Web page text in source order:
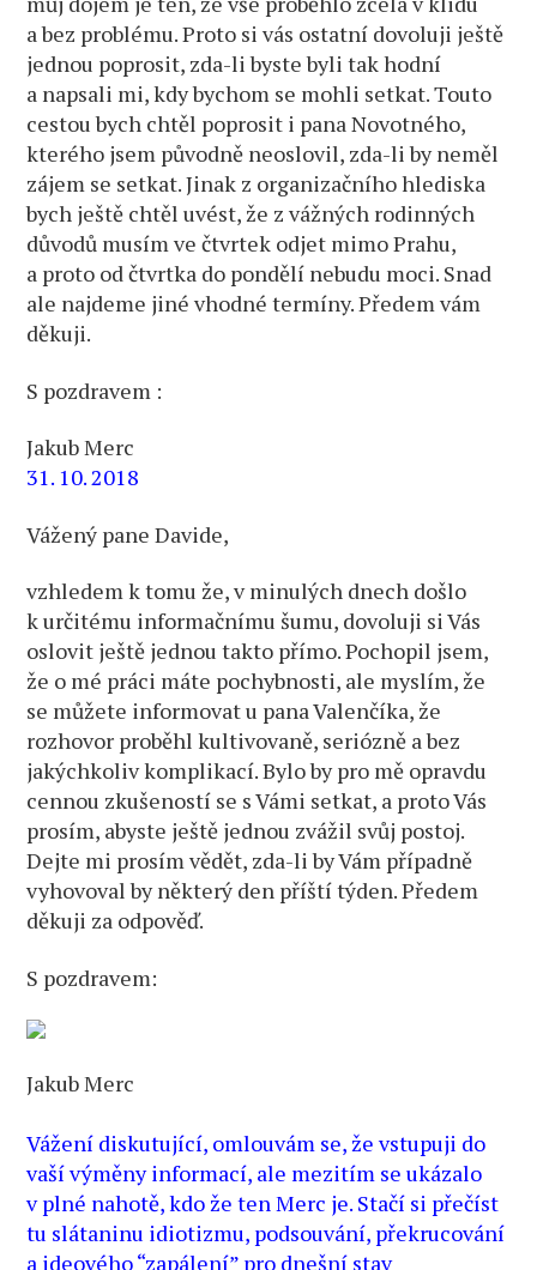
a bez problému. Proto si vás ostatní dovoluji ještě
jednou poprosit, zda-li byste byli tak hodní
a napsali mi, kdy bychom se mohli setkat. Touto
cestou bych chtěl poprosit i pana Novotného,
kterého jsem původně neoslovil, zda-li by neměl
zájem se setkat. Jinak z organizačního hlediska
bych ještě chtěl uvést, že z vážných rodinných
důvodů musím ve čtvrtek odjet mimo Prahu,
a proto od čtvrtka do pondělí nebudu moci. Snad
ale najdeme jiné vhodné termíny. Předem vám
děkuji.
S pozdravem :
Jakub Merc
31. 10. 2018
Vážený pane Davide,
vzhledem k tomu že, v minulých dnech došlo
k určitému informačnímu šumu, dovoluji si Vás
oslovit ještě jednou takto přímo. Pochopil jsem,
že o mé práci máte pochybnosti, ale myslím, že
se můžete informovat u pana Valenčíka, že
rozhovor proběhl kultivovaně, seriózně a bez
jakýchkoliv komplikací. Bylo by pro mě opravdu
cennou zkušeností se s Vámi setkat, a proto Vás
prosím, abyste ještě jednou zvážil svůj postoj.
Dejte mi prosím vědět, zda-li by Vám případně
vyhovoval by některý den příští týden. Předem
děkuji za odpověď.
S pozdravem:
Jakub Merc
Vážení diskutující, omlouvám se, že vstupuji do
vaší výměny informací, ale mezitím se ukázalo
v plné nahotě, kdo že ten Merc je. Stačí si přečíst
tu slátaninu idiotizmu, podsouvání, překrucování
a ideového “zapálení” pro dnešní stav